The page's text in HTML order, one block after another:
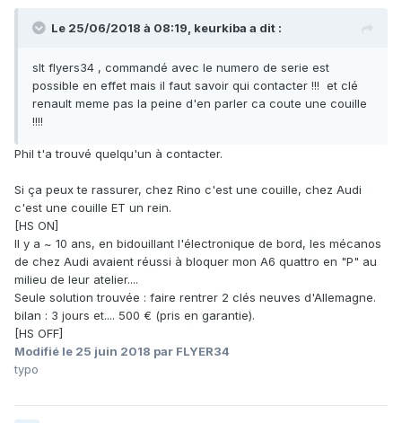
Le 25/06/2018 à 08:19, keurkiba a dit :
slt flyers34 , commandé avec le numero de serie est
possible en effet mais il faut savoir qui contacter !!! et clé
renault meme pas la peine d'en parler ca coute une couille
!!!!
Phil t'a trouvé quelqu'un à contacter.
Si ça peux te rassurer, chez Rino c'est une couille, chez Audi
c'est une couille ET un rein.
[HS ON]
Il y a ~ 10 ans, en bidouillant l'électronique de bord, les mécanos
de chez Audi avaient réussi à bloquer mon A6 quattro en "P" au
milieu de leur atelier....
Seule solution trouvée : faire rentrer 2 clés neuves d'Allemagne.
bilan : 3 jours et.... 500 € (pris en garantie).
[HS OFF]
Modifié le 25 juin 2018 par FLYER34
typo